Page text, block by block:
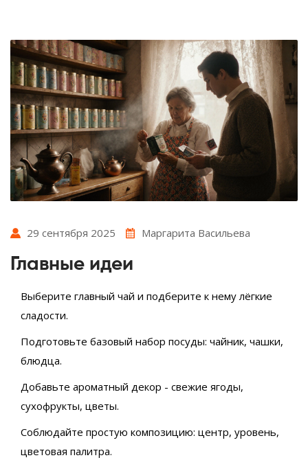
29 сентября 2025 Маргарита Васильева
Главные идеи
Выберите главный чай и подберите к нему лёгкие
сладости.
Подготовьте базовый набор посуды: чайник, чашки,
блюдца.
Добавьте ароматный декор - свежие ягоды,
сухофрукты, цветы.
Соблюдайте простую композицию: центр, уровень,
цветовая палитра.